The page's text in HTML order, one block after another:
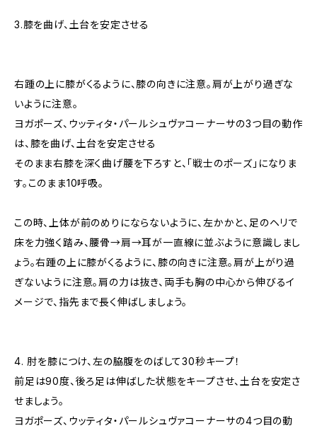
3.膝を曲げ、土台を安定させる
右踵の上に膝がくるように、膝の向きに注意。肩が上がり過ぎな
いように注意。
ヨガポーズ、ウッティタ・パールシュヴァコーナーサの3つ目の動作
は、膝を曲げ、土台を安定させる
そのまま右膝を深く曲げ腰を下ろすと、「戦士のポーズ」になりま
す。このまま10呼吸。
この時、上体が前のめりにならないように、左かかと、足のヘリで
床を力強く踏み、腰骨→肩→耳が一直線に並ぶように意識しまし
ょう。右踵の上に膝がくるように、膝の向きに注意。肩が上がり過
ぎないように注意。肩の力は抜き、両手も胸の中心から伸びるイ
メージで、指先まで長く伸ばしましょう。
4. 肘を膝につけ、左の脇腹をのばして30秒キープ！
前足は90度、後ろ足は伸ばした状態をキープさせ、土台を安定さ
せましょう。
ヨガポーズ、ウッティタ・パールシュヴァコーナーサの4つ目の動